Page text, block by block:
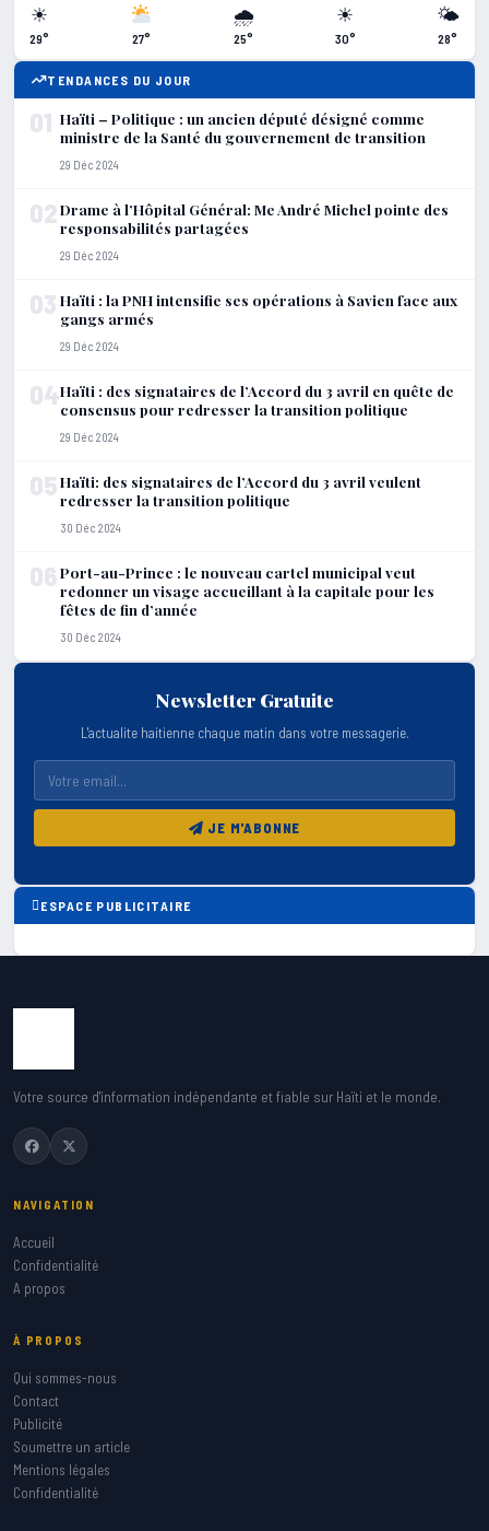
☀
29° 27°
🌧
25°
☀
30°
🌤
28°
TENDANCES DU JOUR
01 Haïti – Politique : un ancien député désigné comme
ministre de la Santé du gouvernement de transition
29 Déc 2024
02Drame à l’Hôpital Général: Me André Michel pointe des
responsabilités partagées
29 Déc 2024
03 Haïti : la PNH intensifie ses opérations à Savien face aux
gangs armés
29 Déc 2024
04Haïti : des signataires de l’Accord du 3 avril en quête de
consensus pour redresser la transition politique
29 Déc 2024
05Haïti: des signataires de l’Accord du 3 avril veulent
redresser la transition politique
30 Déc 2024
06Port-au-Prince : le nouveau cartel municipal veut
redonner un visage accueillant à la capitale pour les
fêtes de fin d’année
30 Déc 2024
Newsletter Gratuite
L'actualite haitienne chaque matin dans votre messagerie.
JE M'ABONNE
ESPACE PUBLICITAIRE
Votre source d'information indépendante et fiable sur Haïti et le monde.
NAVIGATION
Accueil
Confidentialité
A propos
À PROPOS
Qui sommes-nous
Contact
Publicité
Soumettre un article
Mentions légales
Confidentialité